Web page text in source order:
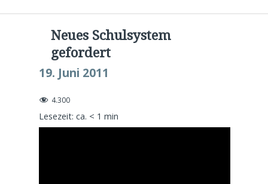
Neues Schulsystem
gefordert
19. Juni 2011
4.300
Lesezeit: ca. < 1 min